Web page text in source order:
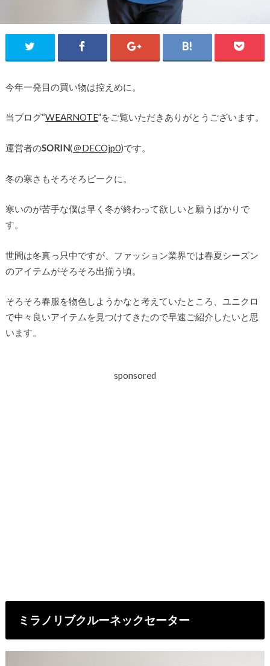
今年一発目の買い物は控えめに。
当ブログ“WEARNOTE”をご覧いただきありがとうございます。
運営者のSORIN(＠DECOjp0)です。
冬の寒さもそろそろピークに。
寒いのが苦手な僕は早く冬が終わって欲しいと願うばかりで
す。
世間は冬真っ只中ですが、ファッション業界では春夏シーズン
のアイテムがそろそろ出揃う頃。
そろそろ春服を物色しようかなと考えていたところ、ユニクロ
で中々良いアイテムを見つけてきたので早速ご紹介したいと思
います。
sponsored
ミラノリブクルーネックセーター